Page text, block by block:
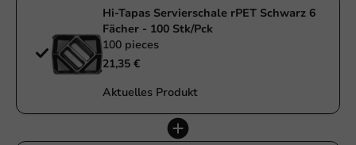
Hi-Tapas Servierschale rPET Schwarz 6
Fächer - 100 Stk/Pck
100 pieces
21,35 €
Aktuelles Produkt